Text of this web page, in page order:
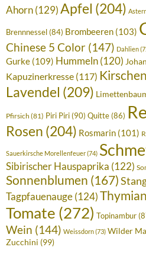
Ahorn(129)Apfel (204)
Brennnessel (84) Brombeeren (103)
Chinese 5 Color (147) Dahlien
Gurke (109) Hummeln (120)
Kapuzinerkresse (117) Kirschen
Lavendel (209)
Pfirsich (81) Piri Piri(90) Quitte(86)
Rosen (204) Rosmarin (101)
Sauerkirsche Morellenfeuer(74)
Sibirischer Hauspaprika (122)
Sonnenblumen (167)
Tagpfauenauge(124)Thymian
Tomate (272) Topinambur
Wein (144) Weissdorn(73) Wilder
Zucchini (99)